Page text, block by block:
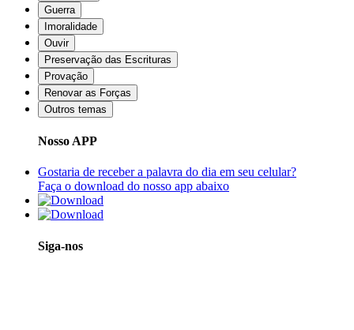
Guerra
Imoralidade
Ouvir
Preservação das Escrituras
Provação
Renovar as Forças
Outros temas
Nosso APP
Gostaria de receber a palavra do dia em seu celular?
Faça o download do nosso app abaixo
Siga-nos